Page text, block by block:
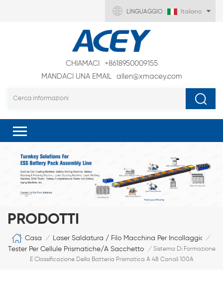
LINGUAGGIO : Italiano
CHIAMACI
+8618950009155
MANDACI UNA EMAIL
allen@xmacey.com
PRODOTTI
Casa / Laser Saldatura / Filo Macchina Per Incollaggio /
Tester Per Cellule Prismatiche/a Sacchetto / Sistema Di Formazione
E Classificazione Della Batteria Prismatica A 48 Canali 100A